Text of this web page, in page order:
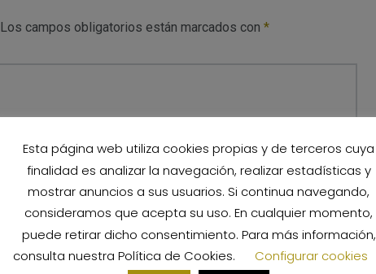
Los campos obligatorios están marcados con *
Sitio web
Esta página web utiliza cookies propias y de terceros cuya
finalidad es analizar la navegación, realizar estadísticas y
mostrar anuncios a sus usuarios. Si continua navegando,
consideramos que acepta su uso. En cualquier momento,
puede retirar dicho consentimiento. Para más información,
consulta nuestra Política de Cookies. Configurar cookies